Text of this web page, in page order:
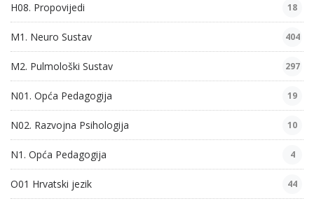
H08. Propovijedi 18
M1. Neuro Sustav 404
M2. Pulmološki Sustav 297
N01. Opća Pedagogija 19
N02. Razvojna Psihologija 10
N1. Opća Pedagogija 4
O01 Hrvatski jezik 44